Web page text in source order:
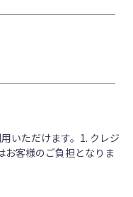
いただけます。1. クレジ
客様のご負担となりま